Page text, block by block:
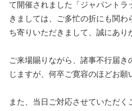
サービス＆サ
て開催されました「ジャパントラ
きましては、ご多忙の折にも関わ
ち寄りいただきまして、誠にあり
ご来場賜りながら、諸事不行届き
じますが、何卒ご寛容のほどお願
また、当日ご対応させていただく